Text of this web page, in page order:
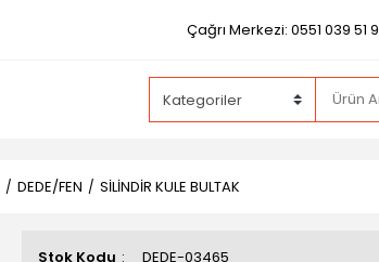
Çağrı Merkezi: 0551 039 51
DEDE/FEN SİLİNDİR KULE BULTAK
Stok Kodu DEDE-03465